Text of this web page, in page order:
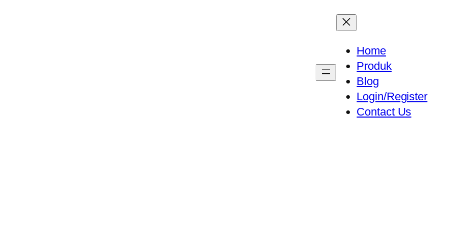
Home
Produk
Blog
Login/Register
Contact Us